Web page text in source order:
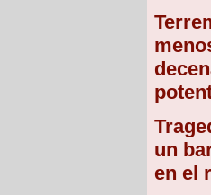
un
en el